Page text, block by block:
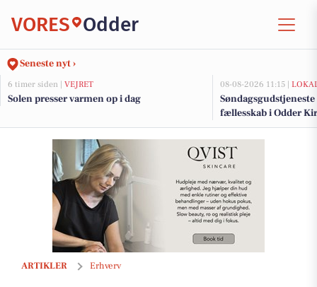
VORES Odder
Seneste nyt ›
6 timer siden | VEJRET
Solen presser varmen op i dag
08-08-2026 11:15 |
fællesskab i Odder
ARTIKLER Erhverv
Et spørgsmål fra sønnen blev starten på Qvist Skincare